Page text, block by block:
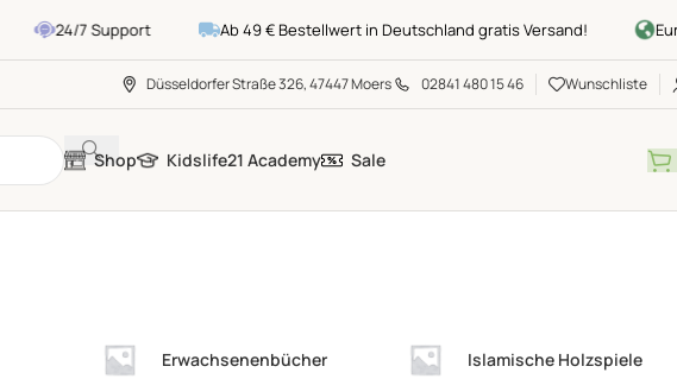
24/7 Support Ab 49 € Bestellwert in Deutschland gratis Versand!
Düsseldorfer Straße 326, 47447 Moers 02841 480 15 46 Wunschliste
Shop Kidslife21 Academy Sale
Erwachsenenbücher Islamische Holzspiele